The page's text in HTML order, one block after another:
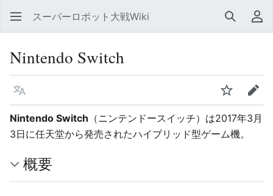
スーパーロボット大戦Wiki 検索 利
Nintendo Switch
言語 ウォッチ編集
Nintendo Switch （ニンテンドースイッチ）は2017年3月
3日に任天堂から発売されたハイブリッド型ゲーム機。
概要